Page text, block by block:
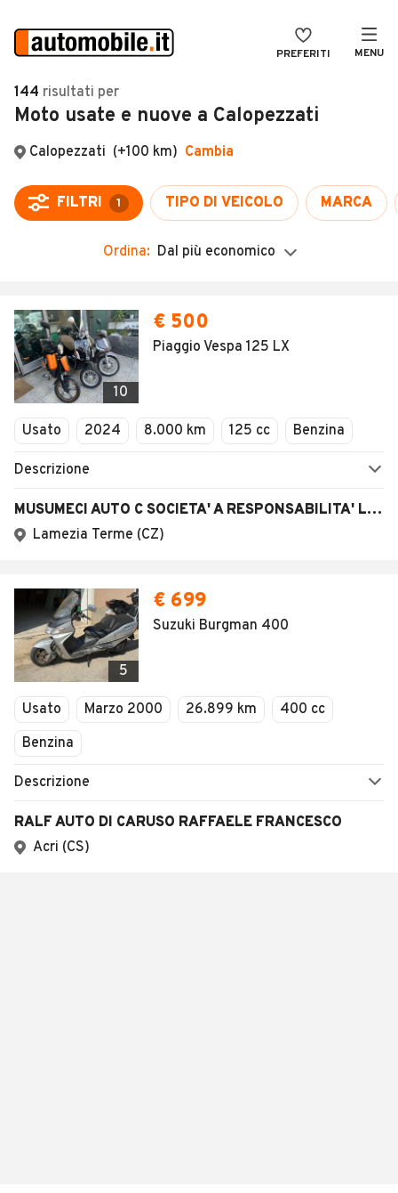
PREFERITI MENU
Auto
Auto usate
Auto Km 0
Auto Nuove
Noleggio a lungo termine
Moto
Camper
Veicoli Commerciali
Concessionari
VENDI
MAGAZINE
ACCEDI
144 risultati per
Moto usate e nuove a Calopezzati
Ordina: Dal più economico
10
€ 500
Piaggio Vespa 125 LX
Usato 2024 8.000 km 125 cc Benzina
Descrizione
MUSUMECI AUTO C SOCIETA' A RESPONSABILITA' LIMITATA
Lamezia Terme (CZ)
5
€ 699
Suzuki Burgman 400
Usato Marzo 2000 26.899 km
400 cc
Benzina
Descrizione
RALF AUTO DI CARUSO RAFFAELE FRANCESCO
Acri (CS)